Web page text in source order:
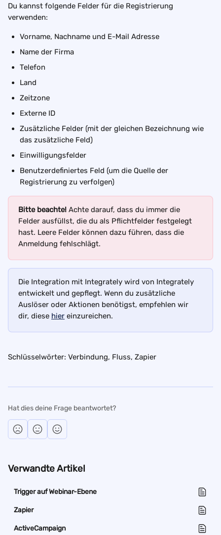
Du kannst folgende Felder für die Registrierung
verwenden:
Vorname, Nachname und E-Mail Adresse
Name der Firma
Telefon
Land
Zeitzone
Externe ID
Zusätzliche Felder (mit der gleichen Bezeichnung wie
das zusätzliche Feld)
Einwilligungsfelder
Benutzerdefiniertes Feld (um die Quelle der
Registrierung zu verfolgen)
Bitte beachte! Achte darauf, dass du immer die
Felder ausfüllst, die du als Pflichtfelder festgelegt
hast. Leere Felder können dazu führen, dass die
Anmeldung fehlschlägt.
Die Integration mit Integrately wird von Integrately
entwickelt und gepflegt. Wenn du zusätzliche
Auslöser oder Aktionen benötigst, empfehlen wir
dir, diese hier einzureichen.
Schlüsselwörter: Verbindung, Fluss, Zapier
Hat dies deine Frage beantwortet?
Verwandte Artikel
Trigger auf Webinar-Ebene
Zapier
ActiveCampaign